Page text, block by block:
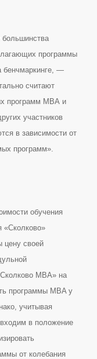
большинства
программы
бенчмаркинге, —
считают
программ МВА и
участников
в зависимости от
программ».
обучения
«Сколково»
цену своей
MBA» на
программы MBA у
учитывая
в положение
от колебания